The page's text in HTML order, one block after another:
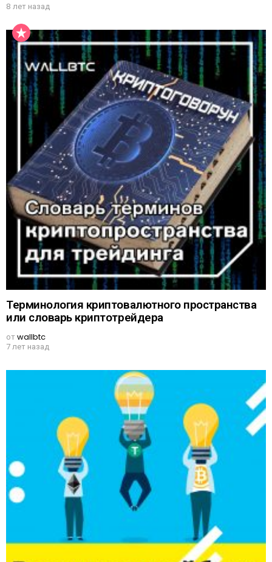
8 лет назад
Терминология криптовалютного пространства
или словарь криптотрейдера
отwallbtc
7 лет назад